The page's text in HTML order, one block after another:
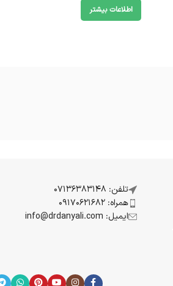
اطلاعات بیشتر
تلفن: 07136383148
همراه: 09170621682
ایمیل: info@drdanyali.com